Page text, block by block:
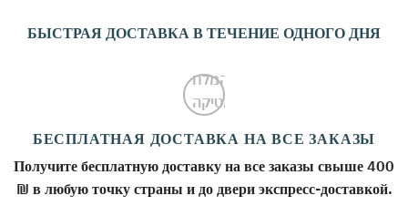
БЫСТРАЯ ДОСТАВКА В ТЕЧЕНИЕ ОДНОГО ДНЯ
БЕСПЛАТНАЯ ДОСТАВКА НА ВСЕ ЗАКАЗЫ
Получите бесплатную доставку на все заказы свыше 400
₪ в любую точку страны и до двери экспресс-доставкой.